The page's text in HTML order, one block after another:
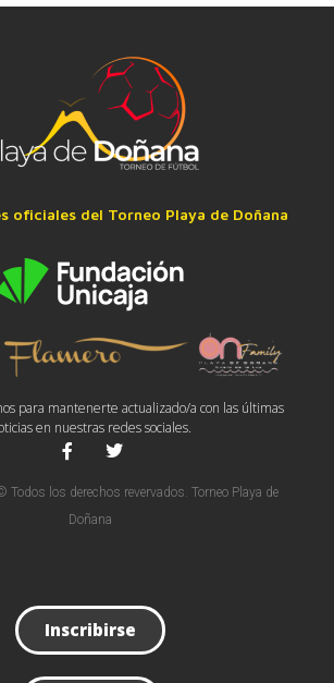
oficiales del Torneo Playa de Doñana
para mantenerte actualizado/a con las últimas
en nuestras redes sociales.
los derechos revervados. Torneo Playa de
Doñana
Inscribirse